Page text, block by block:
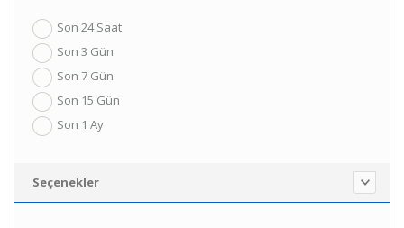
Son 24 Saat
Son 3 Gün
Son 7 Gün
Son 15 Gün
Son 1 Ay
Seçenekler